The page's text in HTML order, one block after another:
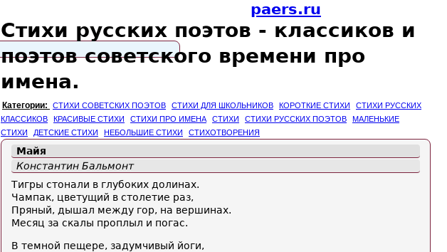
paers.ru
Стихи русских поэтов - классиков и
поэтов советского времени про
имена.
Категории: СТИХИ СОВЕТСКИХ ПОЭТОВ СТИХИ ДЛЯ ШКОЛЬНИКОВ КОРОТКИЕ СТИХИ
СТИХИ РУССКИХ
КЛАССИКОВ
КРАСИВЫЕ СТИХИ СТИХИ ПРО ИМЕНА СТИХИ СТИХИ РУССКИХ ПОЭТОВ
МАЛЕНЬКИЕ
СТИХИ
ДЕТСКИЕ СТИХИ НЕБОЛЬШИЕ СТИХИ СТИХОТВОРЕНИЯ
Майя
Константин Бальмонт
Тигры стонали в глубоких долинах.
Чампак, цветущий в столетие раз,
Пряный, дышал между гор, на вершинах.
Месяц за скалы проплыл и погас.
В темной пещере, задумчивый йоги,